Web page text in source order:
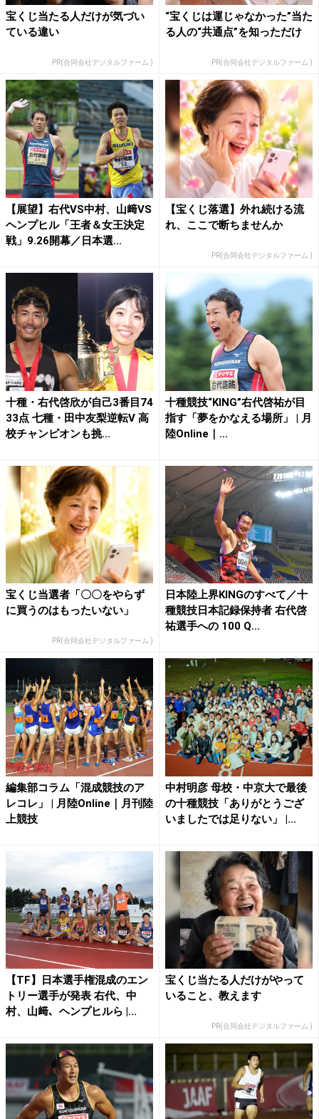
宝くじ当たる人だけが気づい
ている違い
PR(合同会社デジタルファーム )
“宝くじは運じゃなかった”当た
る人の“共通点”を知っただけ
PR(合同会社デジタルファーム )
【展望】右代VS中村、山﨑VS
ヘンプヒル「王者＆女王決定
戦」9.26開幕／日本選...
【宝くじ落選】外れ続ける流
れ、ここで断ちませんか
PR(合同会社デジタルファーム )
十種・右代啓欣が自己3番目74
33点 七種・田中友梨逆転V 高
校チャンピオンも挑...
十種競技“KING”右代啓祐が目
指す「夢をかなえる場所」 | 月
陸Online｜...
宝くじ当選者「〇〇をやらず
に買うのはもったいない」
PR(合同会社デジタルファーム )
日本陸上界KINGのすべて／十
種競技日本記録保持者 右代啓
祐選手への 100 Q...
編集部コラム「混成競技のア
レコレ」 | 月陸Online｜月刊陸
上競技
中村明彦 母校・中京大で最後
の十種競技「ありがとうござ
いましたでは足りない」 |...
【TF】日本選手権混成のエン
トリー選手が発表 右代、中
村、山﨑、ヘンプヒルら |...
宝くじ当たる人だけがやって
いること、教えます
PR(合同会社デジタルファーム )